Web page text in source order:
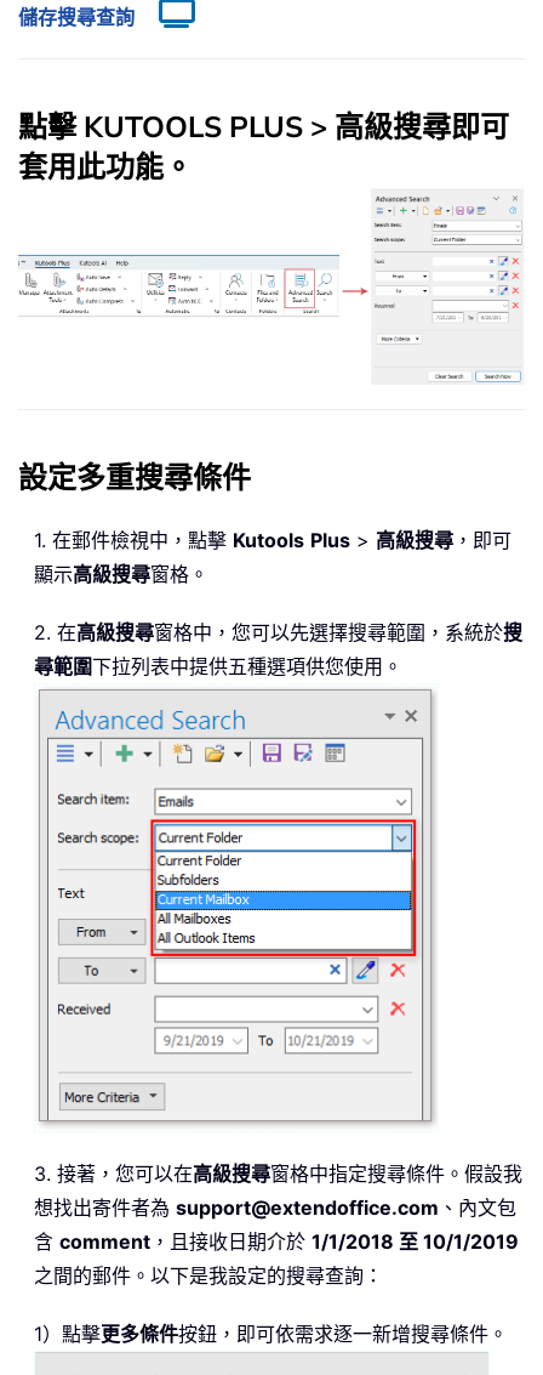
儲存搜尋查詢
點擊 KUTOOLS PLUS > 高級搜尋即可
套用此功能。
設定多重搜尋條件
1. 在郵件檢視中，點擊 Kutools Plus > 高級搜尋 ，即可
顯示高級搜尋窗格。
2. 在高級搜尋窗格中，您可以先選擇搜尋範圍，系統於搜
尋範圍下拉列表中提供五種選項供您使用。
3. 接著，您可以在高級搜尋窗格中指定搜尋條件。假設我
想找出寄件者為 support@extendoffice.com 、內文包
含 comment ，且接收日期介於 1/1/2018 至 10/1/2019
之間的郵件。以下是我設定的搜尋查詢：
1）點擊更多條件按鈕，即可依需求逐一新增搜尋條件。